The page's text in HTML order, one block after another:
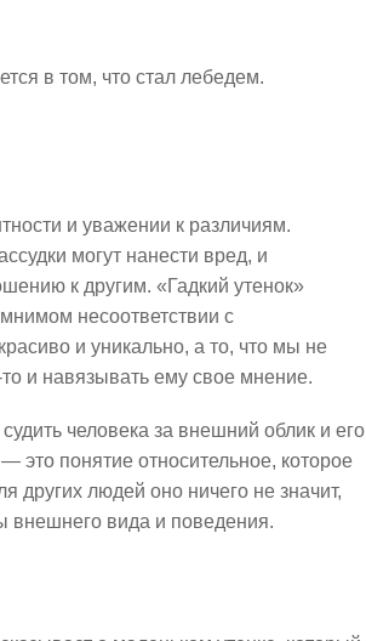
в том, что стал лебедем.
и уважении к различиям.
могут нанести вред, и
к другим. «Гадкий утенок»
несоответствии с
и уникально, а то, что мы не
и навязывать ему свое мнение.
человека за внешний облик и его
понятие относительное, которое
других людей оно ничего не значит,
внешнего вида и поведения.